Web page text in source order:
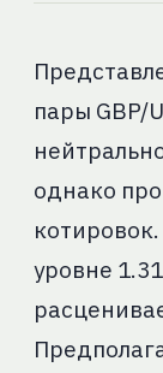
пары GBP/
однако
уровне